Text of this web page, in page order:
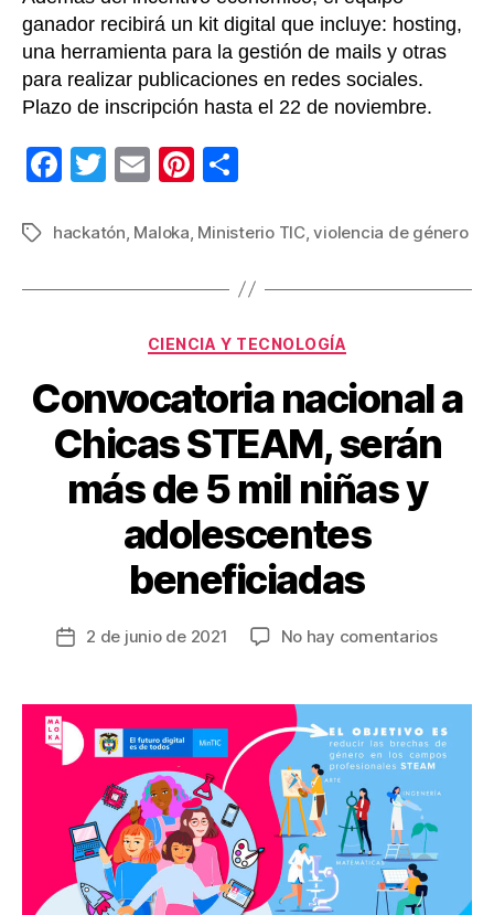
ganador recibirá un kit digital que incluye: hosting,
una herramienta para la gestión de mails y otras
para realizar publicaciones en redes sociales.
Plazo de inscripción hasta el 22 de noviembre.
F
c
k
T
tt
E
ail
Pi
er m
p
ar
tir
Etiquetas
hackatón, Maloka, Ministerio TIC,violencia de género
Categorías
CIENCIA Y TECNOLOGÍA
Convocatoria nacional a
Chicas STEAM, serán
más de 5 mil niñas y
adolescentes
beneficiadas
Fecha
entrada
2 de junio de 2021 No hay comentariosen
a
Chicas
de
5
niñas